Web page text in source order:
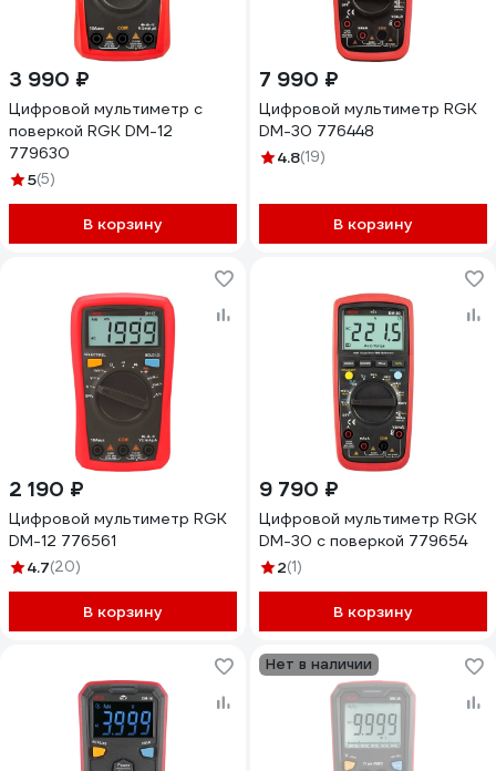
3 990 ₽
Цифровой мультиметр с
поверкой RGK DM-12
779630
5(5)
В корзину
7 990 ₽
Цифровой мультиметр RGK
DM-30 776448
4.8(19)
В корзину
2 190 ₽
Цифровой мультиметр RGK
DM-12 776561
4.7(20)
В корзину
9 790 ₽
Цифровой мультиметр RGK
DM-30 с поверкой 779654
2(1)
В корзину
Нет в наличии